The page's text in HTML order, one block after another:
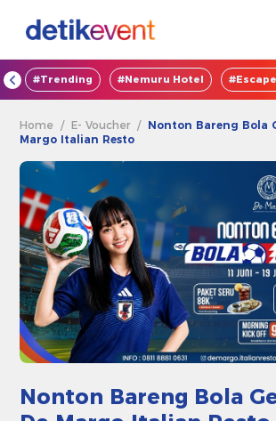
#Trending #Nemuru Hotel
Home /E- Voucher/ Nonton Bareng Bola
Margo Italian Resto
Nonton Bareng Bola